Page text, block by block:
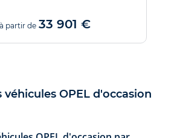
à partir de 33 901 €
OPEL d'occasion